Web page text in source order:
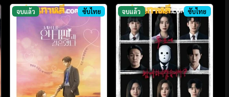
จบแล้ว ซับไทย จบแล้ว ซับไทย